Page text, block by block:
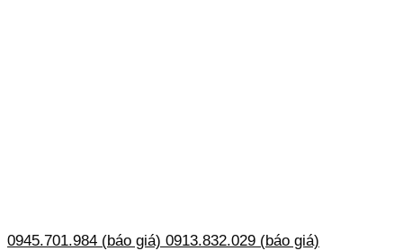
0945.701.984 (báo giá) 0913.832.029 (báo giá)